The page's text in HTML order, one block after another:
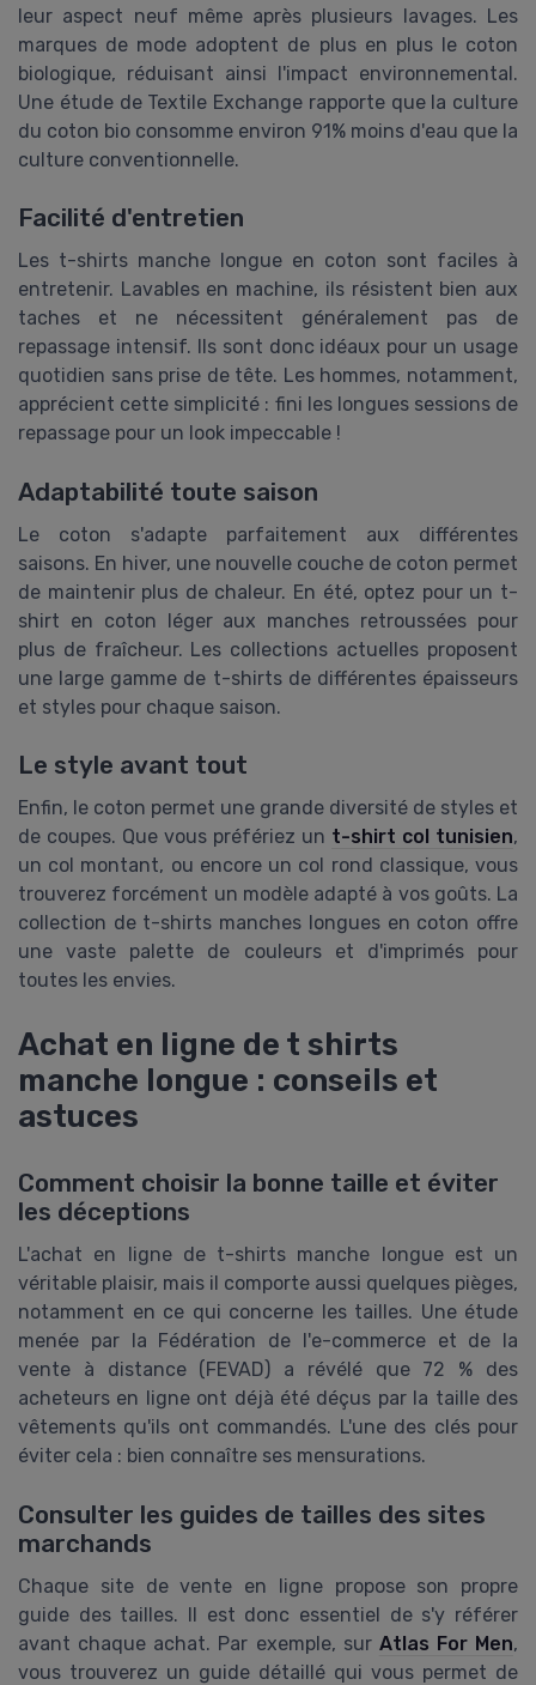
leur aspect neuf même après plusieurs lavages. Les
marques de mode adoptent de plus en plus le coton
biologique, réduisant ainsi l'impact environnemental.
Une étude de Textile Exchange rapporte que la culture
du coton bio consomme environ 91% moins d'eau que la
culture conventionnelle.
Facilité d'entretien
Les t-shirts manche longue en coton sont faciles à
entretenir. Lavables en machine, ils résistent bien aux
taches et ne nécessitent généralement pas de
repassage intensif. Ils sont donc idéaux pour un usage
quotidien sans prise de tête. Les hommes, notamment,
apprécient cette simplicité : fini les longues sessions de
repassage pour un look impeccable !
Adaptabilité toute saison
Le coton s'adapte parfaitement aux différentes
saisons. En hiver, une nouvelle couche de coton permet
de maintenir plus de chaleur. En été, optez pour un t-
shirt en coton léger aux manches retroussées pour
plus de fraîcheur. Les collections actuelles proposent
une large gamme de t-shirts de différentes épaisseurs
et styles pour chaque saison.
Le style avant tout
Enfin, le coton permet une grande diversité de styles et
de coupes. Que vous préfériez un t-shirt col tunisien,
un col montant, ou encore un col rond classique, vous
trouverez forcément un modèle adapté à vos goûts. La
collection de t-shirts manches longues en coton offre
une vaste palette de couleurs et d'imprimés pour
toutes les envies.
Achat en ligne de t shirts
manche longue : conseils et
astuces
Comment choisir la bonne taille et éviter
les déceptions
L'achat en ligne de t-shirts manche longue est un
véritable plaisir, mais il comporte aussi quelques pièges,
notamment en ce qui concerne les tailles. Une étude
menée par la Fédération de l'e-commerce et de la
vente à distance (FEVAD) a révélé que 72 % des
acheteurs en ligne ont déjà été déçus par la taille des
vêtements qu'ils ont commandés. L'une des clés pour
éviter cela : bien connaître ses mensurations.
Consulter les guides de tailles des sites
marchands
Chaque site de vente en ligne propose son propre
guide des tailles. Il est donc essentiel de s'y référer
avant chaque achat. Par exemple, sur Atlas For Men,
vous trouverez un guide détaillé qui vous permet de